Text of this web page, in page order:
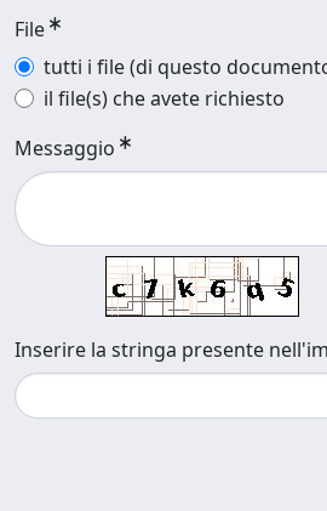
File
tutti i file (di questo
il file(s) che avete richiesto
Messaggio
Inserire la stringa presente